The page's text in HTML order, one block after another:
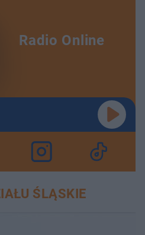
Radio Online
ŚLĄSKIE